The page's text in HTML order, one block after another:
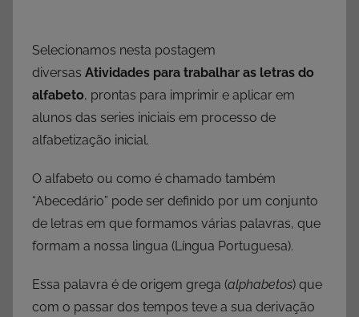
Selecionamos nesta postagem
diversas Atividades para trabalhar as letras do
alfabeto, prontas para imprimir e aplicar em
alunos das series iniciais em processo de
alfabetização inicial.
O alfabeto ou como é chamado também
“Abecedário” pode ser definido por um conjunto
de letras em que formamos várias palavras, que
formam a nossa lingua (Língua Portuguesa).
Essa palavra é de origem grega (alphabetos) que
com o passar dos tempos teve a sua derivação